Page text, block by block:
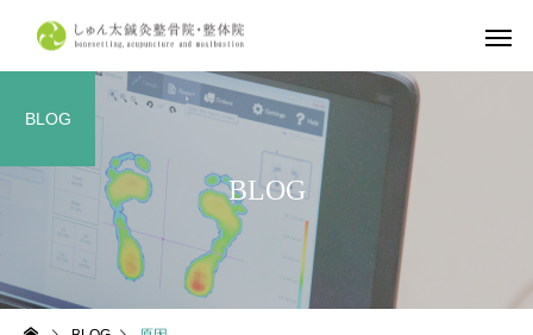
しゅん太式整体
体の症状について 不調改善
BLOG
BLOG